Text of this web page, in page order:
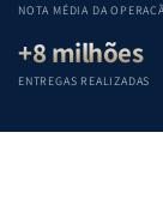
NOTA MÉDIA DA
+8 milhões
ENTREGAS REALIZADAS